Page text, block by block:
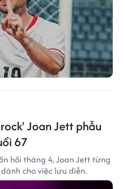
Joan Jett phẫu
67
hồi tháng 4, Joan Jett từng
cho việc lưu diễn.